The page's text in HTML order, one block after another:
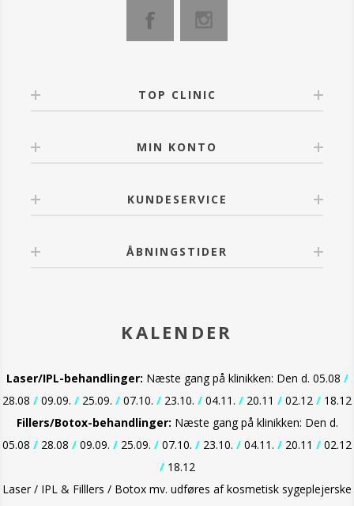
TOP CLINIC
MIN KONTO
KUNDESERVICE
ÅBNINGSTIDER
KALENDER
Laser/IPL-behandlinger: Næste gang på klinikken: Den d. 05.08 /
28.08 / 09.09. / 25.09. / 07.10. / 23.10. / 04.11. / 20.11 / 02.12 / 18.12
Fillers/Botox-behandlinger: Næste gang på klinikken: Den d.
05.08 / 28.08 / 09.09. / 25.09. / 07.10. / 23.10. / 04.11. / 20.11 / 02.12
/18.12
Laser / IPL & Filllers / Botox mv. udføres af kosmetisk sygeplejerske